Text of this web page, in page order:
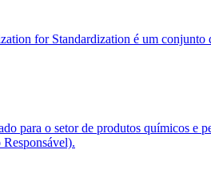
for Standardization é um conjunto
para o setor de produtos químicos e